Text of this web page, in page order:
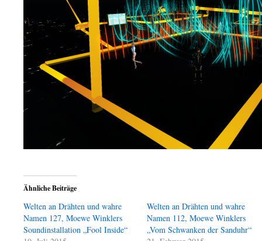
Ähnliche Beiträge
Welten an Drähten und wahre
Namen 127, Moewe Winklers
Soundinstallation „Fool Inside“
Welten an Drähten und wahre
Namen 112, Moewe Winklers
„Vom Schwanken der Sanduhr“